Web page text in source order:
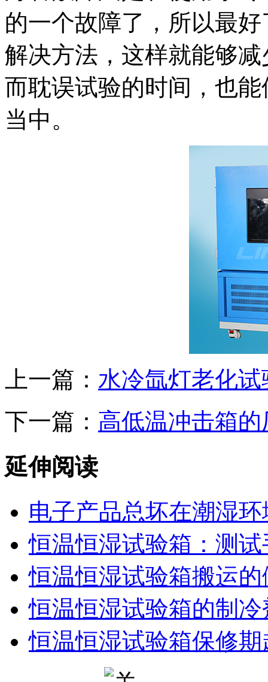
的一个故障了，所以最
解决方法，这样就能够
而耽误试验的时间，也
当中。
上一篇： 水冷氙灯老化
下一篇： 高低温冲击箱
延伸阅读
电子产品总坏在潮湿环
恒温恒湿试验箱：测试
恒温恒湿试验箱搬运的
恒温恒湿试验箱的制冷
恒温恒湿试验箱保修期